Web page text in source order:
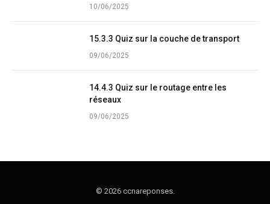
10/06/2025
15.3.3 Quiz sur la couche de transport
09/06/2025
14.4.3 Quiz sur le routage entre les
réseaux
09/06/2025
© 2026 ccnareponses.